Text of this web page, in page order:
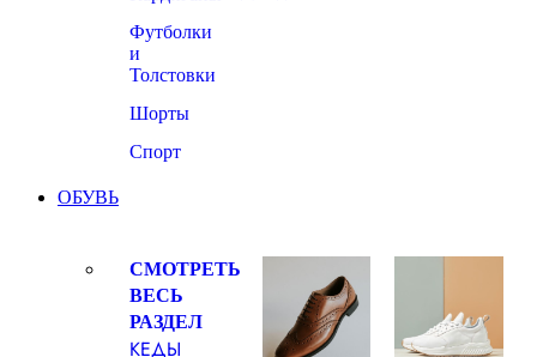
Футболки
и
Толстовки
Шорты
Спорт
ОБУВЬ
СМОТРЕТЬ
ВЕСЬ
РАЗДЕЛ
КЕДЫ